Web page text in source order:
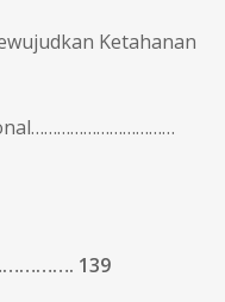
Ketahanan
139